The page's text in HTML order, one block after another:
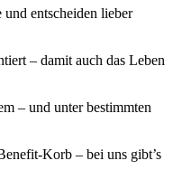
entscheiden lieber
– damit auch das Leben
– und unter bestimmten
Korb – bei uns gibt’s